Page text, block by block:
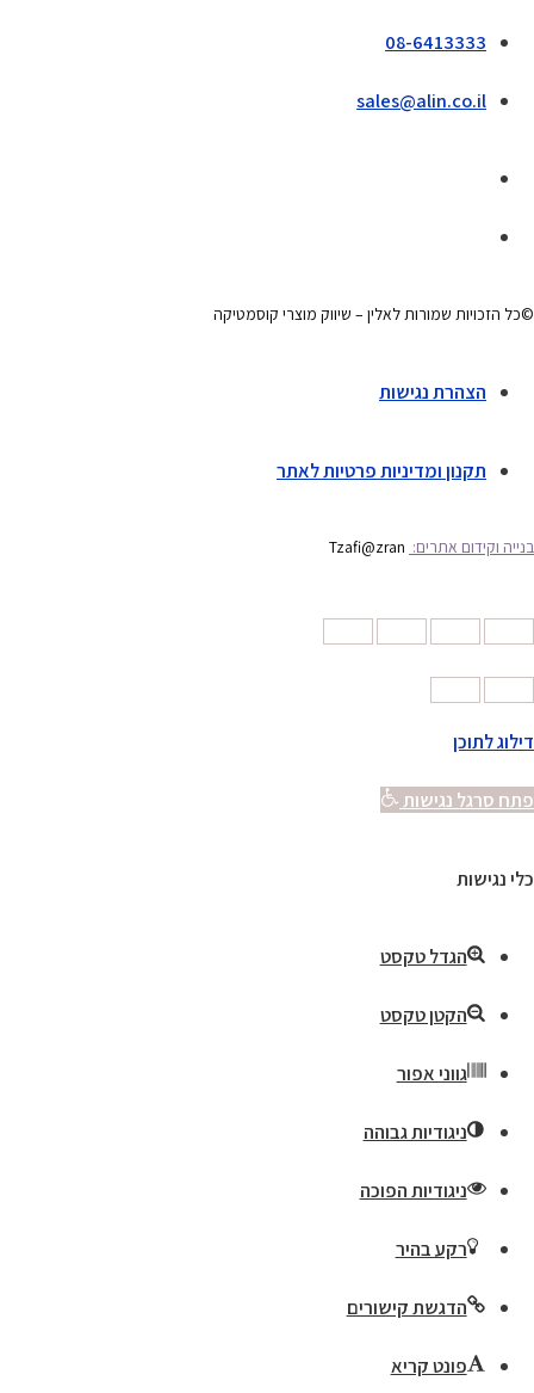
08-6413333
sales@alin.co.il
©כל הזכויות שמורות לאלין – שיווק מוצרי קוסמטיקה
הצהרת נגישות
תקנון ומדיניות פרטיות לאתר
בנייה וקידום אתרים: Tzafi@zran
דילוג לתוכן
פתח סרגל נגישות
כלי נגישות
הגדל טקסט
הקטן טקסט
גווני אפור
ניגודיות גבוהה
ניגודיות הפוכה
רקע בהיר
הדגשת קישורים
פונט קריא